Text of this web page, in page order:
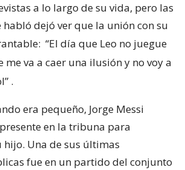
a lo largo de su vida, pero las
habló dejó ver que la unión con su
“El día que Leo no juegue
me va a caer una ilusión y no voy a
.
era pequeño, Jorge Messi
en la tribuna para
hijo. Una de sus últimas
fue en un partido del conjunto